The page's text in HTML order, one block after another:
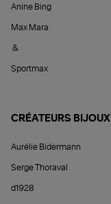
Anine Bing
Max Mara
&
Sportmax
CRÉATEURS BIJOUX
Aurélie Bidermann
Serge Thoraval
d1928